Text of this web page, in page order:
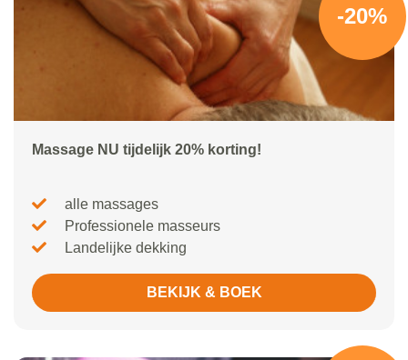
-20%
Massage NU tijdelijk 20% korting!
alle massages
Professionele masseurs
Landelijke dekking
BEKIJK & BOEK